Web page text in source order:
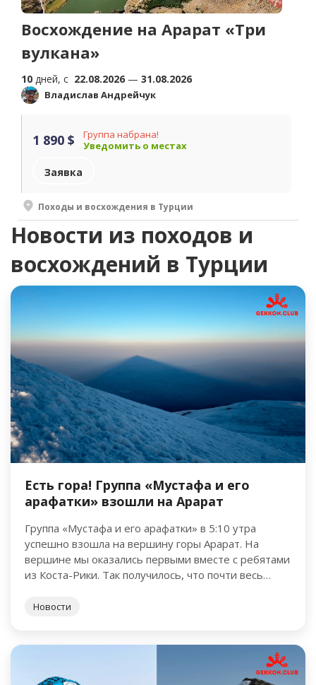
Восхождение на Арарат «Три
вулкана»
10 дней, c 22.08.2026 — 31.08.2026
Владислав Андрейчук
1 890 $
Группа набрана!
Уведомить о местах
Заявка
Походы и восхождения в Турции
Новости из походов и
восхождений в Турции
Есть гора! Группа «Мустафа и его
арафатки» взошли на Арарат
Группа «Мустафа и его арафатки» в 5:10 утра
успешно взошла на вершину горы Арарат. На
вершине мы оказались первыми вместе с ребятами
из Коста-Рики. Так получилось, что почти весь
Новости